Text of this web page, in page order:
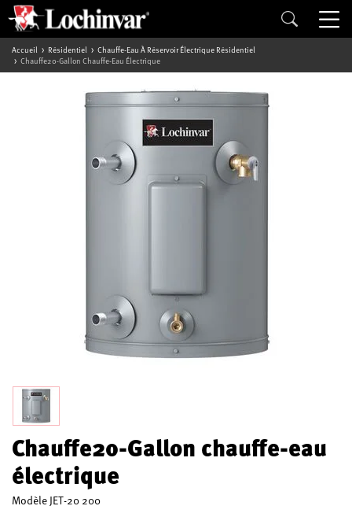
Accueil Résidentiel
Chauffe-Eau À Réservoir Électrique Résidentiel
Chauffe20-Gallon Chauffe-Eau Électrique
Chauffe20-Gallon chauffe-eau
électrique
ModèleJET-20 200